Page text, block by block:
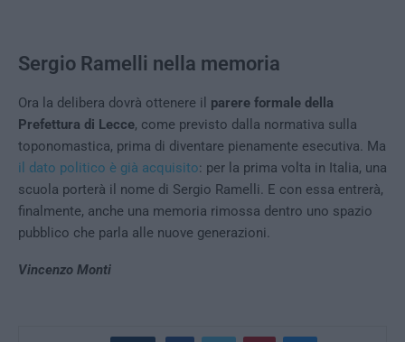
Sergio Ramelli nella memoria
Ora la delibera dovrà ottenere il parere formale della
Prefettura di Lecce, come previsto dalla normativa sulla
toponomastica, prima di diventare pienamente esecutiva. Ma
il dato politico è già acquisito: per la prima volta in Italia, una
scuola porterà il nome di Sergio Ramelli. E con essa entrerà,
finalmente, anche una memoria rimossa dentro uno spazio
pubblico che parla alle nuove generazioni.
Vincenzo Monti